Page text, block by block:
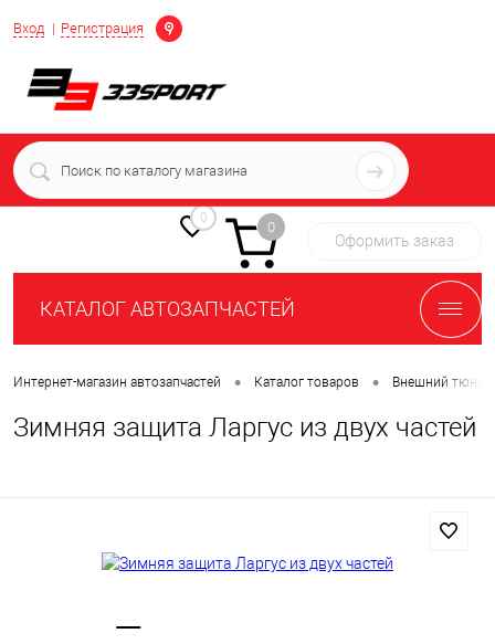
Вход Регистрация
Определение
+7 (939) 716-10-06
пн-пт 7:00-16:00 МСК
0
0
Оформить заказ
КАТАЛОГ АВТОЗАПЧАСТЕЙ
Интернет-магазин автозапчастей • Каталог товаров • Внешний
Зимняя защита Ларгус из двух частей